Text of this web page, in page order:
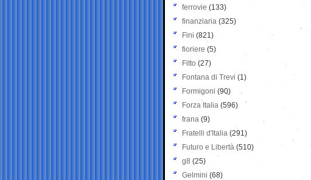
ferrovie (133)
finanziaria (325)
Fini (821)
fioriere (5)
Fitto (27)
Fontana di Trevi (1)
Formigoni (90)
Forza Italia (596)
frana (9)
Fratelli d'Italia (291)
Futuro e Libertà (510)
g8 (25)
Gelmini (68)